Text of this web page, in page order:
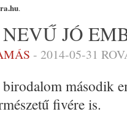
.
JÓ
- 2014-05-31
második
fivére is.